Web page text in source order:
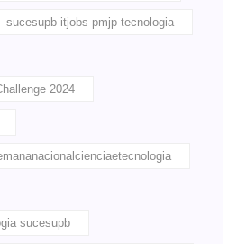
sucesupb itjobs pmjp tecnologia
2024
sucesupb